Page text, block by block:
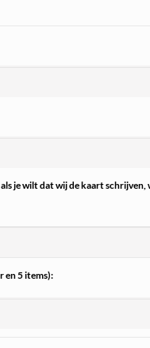
je wilt dat wij de kaart
en 5 items):